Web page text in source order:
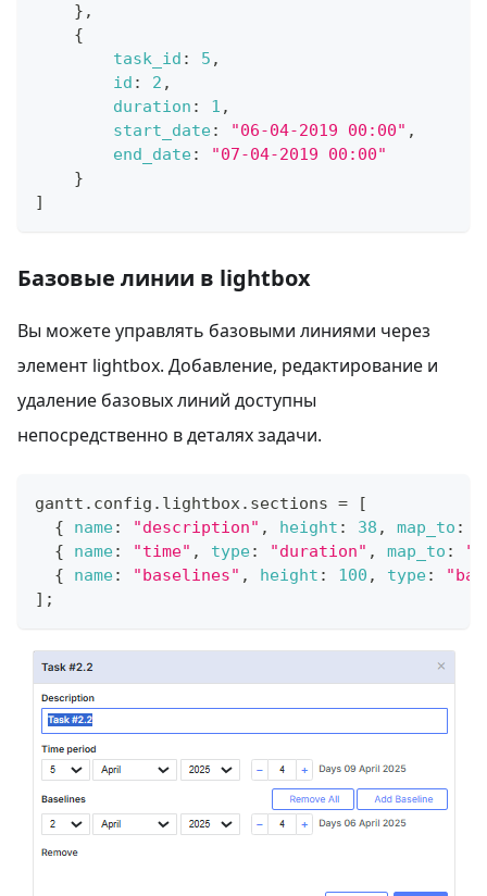
} ,
{
task_id : 5 ,
id : 2 ,
duration : 1 ,
start_date: "06-04-2019 00:00" ,
end_date:
"07-04-2019 00:00"
}
]
Базовые линии в lightbox
Вы можете управлять базовыми линиями через
элемент lightbox. Добавление, редактирование и
удаление базовых линий доступны
непосредственно в деталях задачи.
gantt . config . lightbox. sections =
[
{
name: "description" , height : 38 , map_to :
{
name: "time" , type: "duration" , map_to :
{
name: "baselines" , height : 100 , type:
] ;